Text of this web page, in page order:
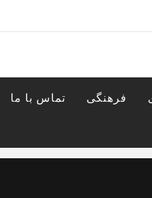
فرهنگی تماس با ما